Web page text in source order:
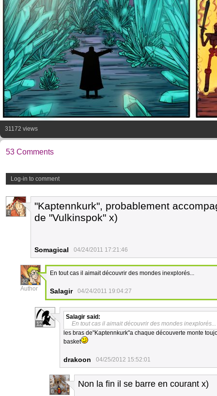
31172 views
53 Comments
Log-in to comment
1
"Kaptennkurk", probablement
de "Vulkinspok" x)
Somagical 04/24/2011 17:21:46
32
Author
En tout cas il aimait découvrir des mondes inexplorés...
Salagir 04/24/2011 19:04:27
12
Salagir said:
En tout cas il aimait découvrir des mondes inexplorés...
les bras de"Kaptennkurk"a chaque découverte monte
basket
drakoon 04/25/2012 15:52:01
8
Non la fin il se barre en courant x)